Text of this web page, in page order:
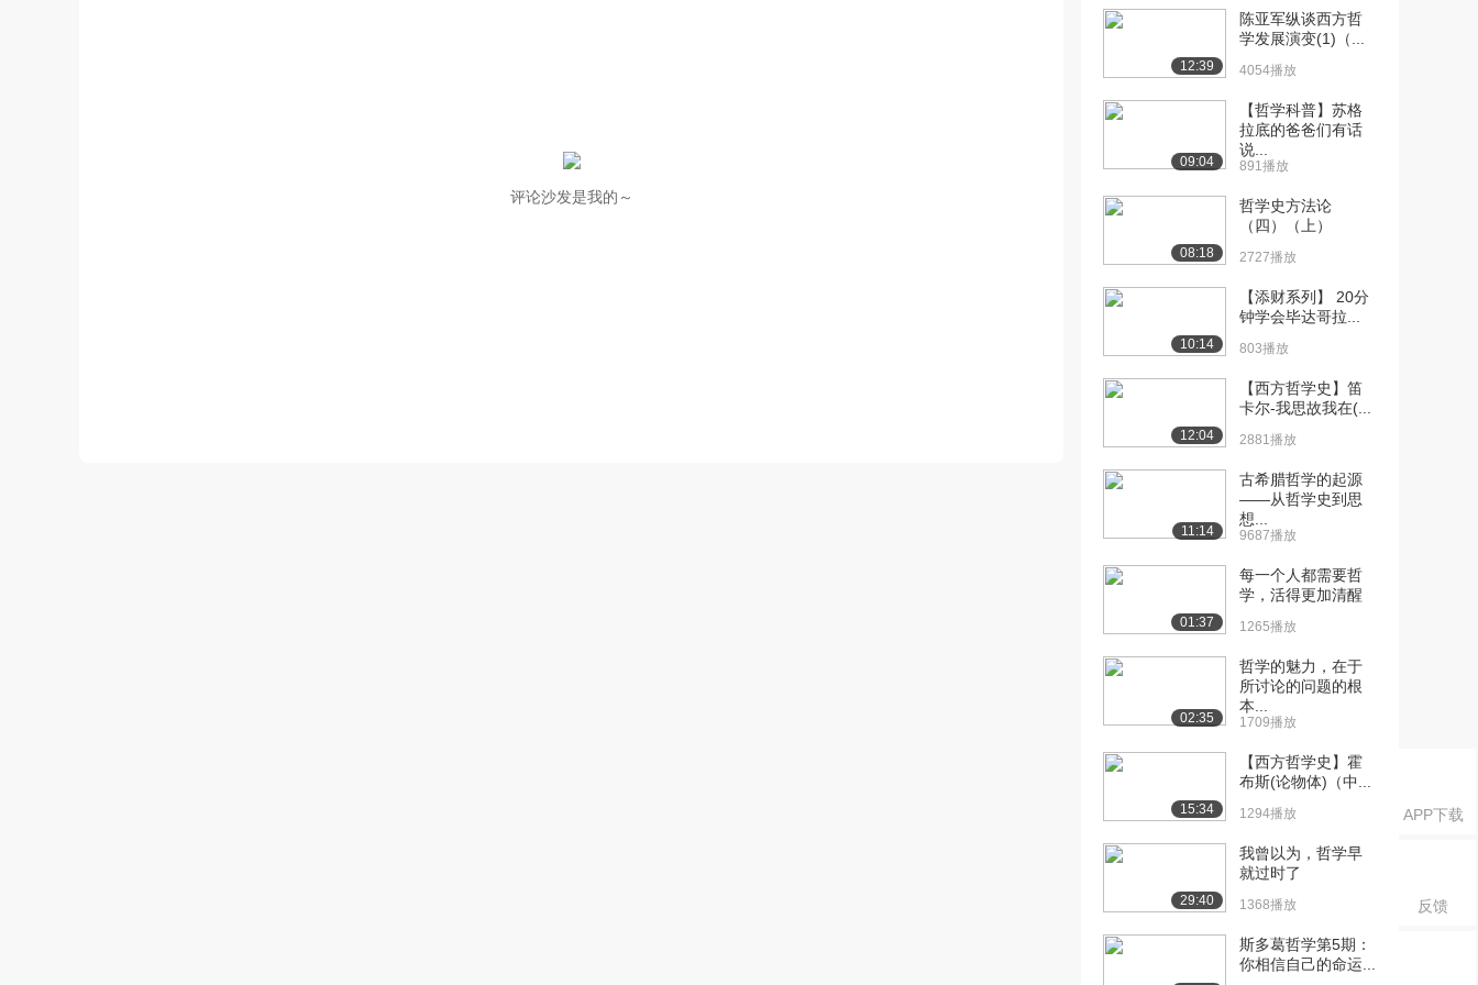
APP下载
反馈
评论沙发是我的～
[10] 西方哲学史 公元11世
纪的经院哲学...
2475播放
11:06
[11] 西方哲学史 公元11世
2981播放
10:35
[12] 西方哲学史 公元11世
[13] 西方哲学史 古代哲学
12:03
[14] 西方哲学史 古代哲学
12:03
[15] 西方哲学史 古代哲学
10:02
[16] 西方哲学史 古代哲学
的遗产（六）（...
10:05
的遗产（七）（...
的遗产（七）（...
的遗产（三）（...
[20] 西方哲学史 古代哲学
的遗产（三）（...
12:39
陈亚军纵谈西方哲
学发展演变(1)（...
4054播放
09:04
【哲学科普】苏格
拉底的爸爸们有话
说...
891播放
08:18
哲学史方法论
（四）（上）
2727播放
10:14
【添财系列】 20分
钟学会毕达哥拉...
803播放
12:04
【西方哲学史】笛
卡尔-我思故我在(...
2881播放
11:14
古希腊哲学的起源
——从哲学史到思
想...
9687播放
01:37
每一个人都需要哲
学，活得更加清醒
1265播放
02:35
哲学的魅力，在于
所讨论的问题的根
本...
1709播放
15:34
【西方哲学史】霍
布斯(论物体)（中...
1294播放
29:40
我曾以为，哲学早
就过时了
1368播放
斯多葛哲学第5期：
你相信自己的命运...